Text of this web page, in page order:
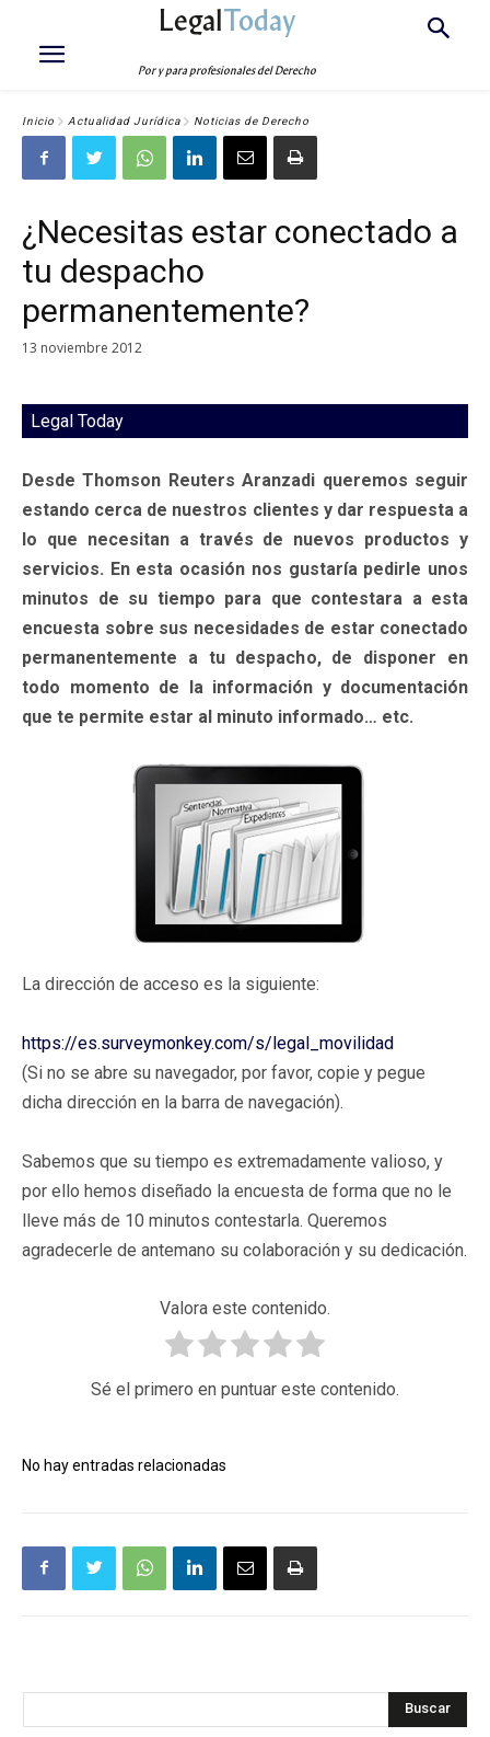
LegalToday
Por y para profesionales del Derecho
Inicio Actualidad Jurídica Noticias de Derecho
¿Necesitas estar conectado a
tu despacho
permanentemente?
13 noviembre 2012
Legal Today
Desde Thomson Reuters Aranzadi queremos seguir
estando cerca de nuestros clientes y dar respuesta a
lo que necesitan a través de nuevos productos y
servicios. En esta ocasión nos gustaría pedirle unos
minutos de su tiempo para que contestara a esta
encuesta sobre sus necesidades de estar conectado
permanentemente a tu despacho, de disponer en
todo momento de la información y documentación
que te permite estar al minuto informado… etc.
La dirección de acceso es la siguiente:
https://es.surveymonkey.com/s/legal_movilidad
(Si no se abre su navegador, por favor, copie y pegue
dicha dirección en la barra de navegación).
Sabemos que su tiempo es extremadamente valioso, y
por ello hemos diseñado la encuesta de forma que no le
lleve más de 10 minutos contestarla. Queremos
agradecerle de antemano su colaboración y su dedicación.
Valora este contenido.
Sé el primero en puntuar este contenido.
No hay entradas relacionadas
Buscar